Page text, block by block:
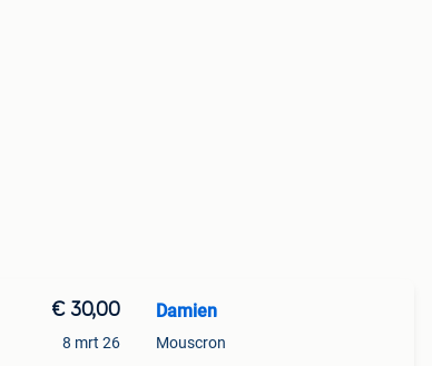
€ 30,00
8 mrt 26
Damien
Mouscron